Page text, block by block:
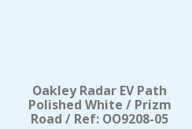
Oakley Radar EV Path
Polished White / Prizm
Road / Ref: OO9208-05